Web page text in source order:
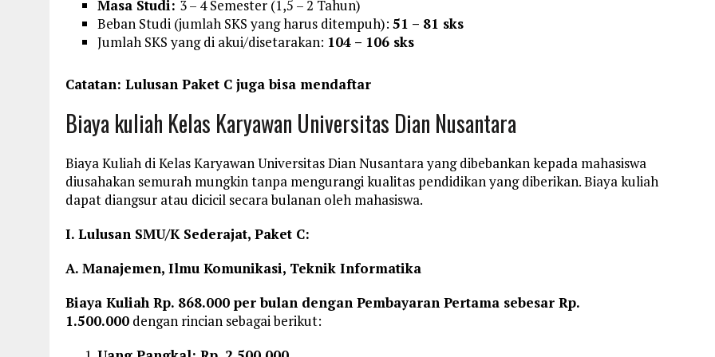
Masa Studi: 3 – 4 Semester (1,5 – 2 Tahun)
Beban Studi (jumlah SKS yang harus ditempuh): 51 – 81 sks
Jumlah SKS yang di akui/disetarakan: 104 – 106 sks
Catatan: Lulusan Paket C juga bisa mendaftar
Biaya kuliah Kelas Karyawan Universitas Dian Nusantara
Biaya Kuliah di Kelas Karyawan Universitas Dian Nusantara yang dibebankan kepada mahasiswa
diusahakan semurah mungkin tanpa mengurangi kualitas pendidikan yang diberikan. Biaya kuliah
dapat diangsur atau dicicil secara bulanan oleh mahasiswa.
I. Lulusan SMU/K Sederajat, Paket C:
A. Manajemen, Ilmu Komunikasi, Teknik Informatika
Biaya Kuliah Rp. 868.000 per bulan dengan Pembayaran Pertama sebesar Rp.
1.500.000 dengan rincian sebagai berikut: